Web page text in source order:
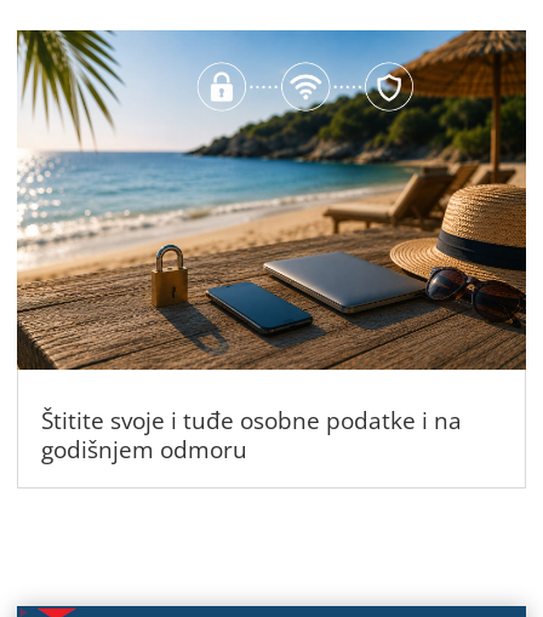
Štitite svoje i tuđe osobne podatke i na
godišnjem odmoru